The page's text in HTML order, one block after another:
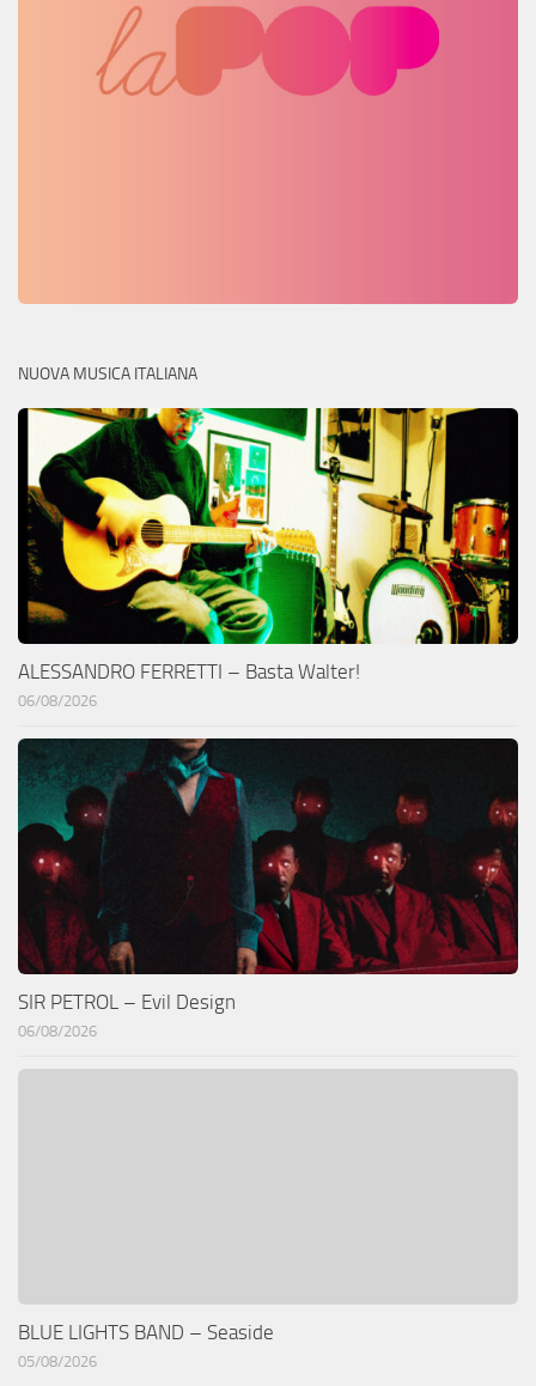
NUOVA MUSICA ITALIANA
ALESSANDRO FERRETTI – Basta Walter!
06/08/2026
SIR PETROL – Evil Design
06/08/2026
BLUE LIGHTS BAND – Seaside
05/08/2026